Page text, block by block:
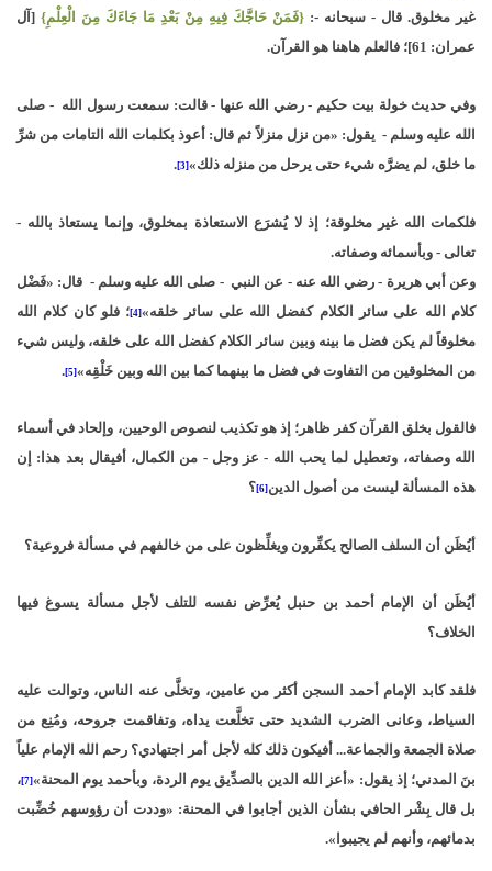
غير مخلوق. قال - سبحانه -: {فَمَنْ حَاجَّكَ فِيهِ مِنْ بَعْدِ مَا جَاءَكَ مِنَ الْعِلْمِ} [آل
عمران: 61]؛ فالعلم هاهنا هو القرآن.
وفي حديث خولة بيت حكيم - رضي الله عنها - قالت: سمعت رسول الله - صلى
الله عليه وسلم - يقول: «من نزل منزلاً ثم قال: أعوذ بكلمات الله التامات من شرِّ
ما خلق، لم يضرَّه شيء حتى يرحل من منزله ذلك»[3]
.
فلكمات الله غير مخلوقة؛ إذ لا يُشرَع الاستعاذة بمخلوق، وإنما يستعاذ بالله -
تعالى - وبأسمائه وصفاته.
وعن أبي هريرة - رضي الله عنه - عن النبي - صلى الله عليه وسلم - قال: «فَضْل
كلام الله على سائر الكلام كفضل الله على سائر خلقه»[4]
؛ فلو كان كلام الله
مخلوقاً لم يكن فضل ما بينه وبين سائر الكلام كفضل الله على خلقه، وليس شيء
من المخلوقين من التفاوت في فضل ما بينهما كما بين الله وبين خَلْقِه»[5]
.
فالقول بخلق القرآن كفر ظاهر؛ إذ هو تكذيب لنصوص الوحيين، وإلحاد في أسماء
الله وصفاته، وتعطيل لما يحب الله - عز وجل - من الكمال، أفيقال بعد هذا: إن
هذه المسألة ليست من أصول الدين [6] ؟
أيُظَن أن السلف الصالح يكفِّرون ويغلِّظون على من خالفهم في مسألة فروعية؟
أيُظَن أن الإمام أحمد بن حنبل يُعرِّض نفسه للتلف لأجل مسألة يسوغ فيها
الخلاف؟
فلقد كابد الإمام أحمد السجن أكثر من عامين، وتخلَّى عنه الناس، وتوالت عليه
السياط، وعانى الضرب الشديد حتى تخلَّعت يداه، وتفاقمت جروحه، ومُنِع من
صلاة الجمعة والجماعة... أفيكون ذلك كله لأجل أمر اجتهادي؟ رحم الله الإمام علياً
بنَ المدني؛ إذ يقول: «أعز الله الدين بالصدِّيق يوم الردة، وبأحمد يوم المحنة»[7]
،
بل قال بِشْر الحافي بشأن الذين أجابوا في المحنة: «وددت أن رؤوسهم خُضِّبت
بدمائهم، وأنهم لم يجيبوا».